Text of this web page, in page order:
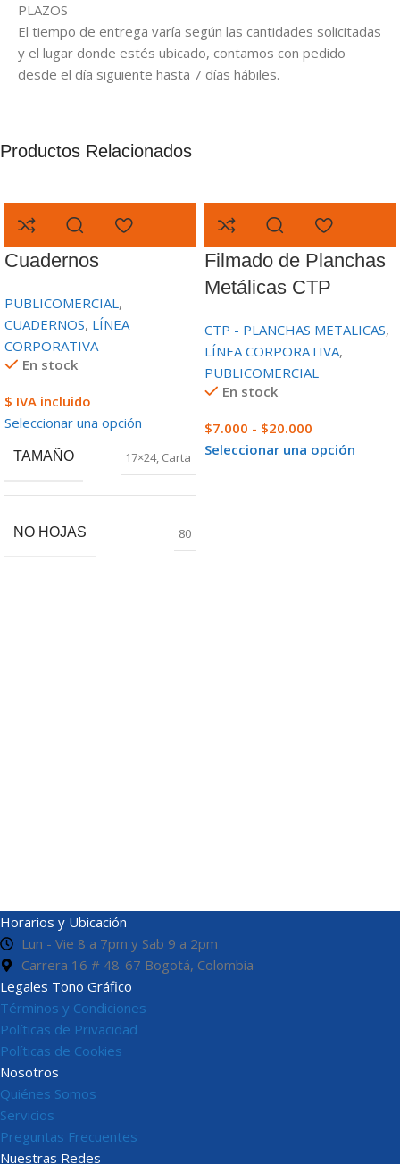
PLAZOS
El tiempo de entrega varía según las cantidades solicitadas
y el lugar donde estés ubicado, contamos con pedido
desde el día siguiente hasta 7 días hábiles.
Productos Relacionados
Cuadernos
PUBLICOMERCIAL,
CUADERNOS, LÍNEA
CORPORATIVA
En stock
$ IVA incluido
Seleccionar una opción
TAMAÑO 17×24, Carta
NO HOJAS 80
Filmado de Planchas
Metálicas CTP
CTP - PLANCHAS METALICAS,
LÍNEA CORPORATIVA,
PUBLICOMERCIAL
En stock
$7.000 - $20.000
Seleccionar una opción
Horarios y Ubicación
Lun - Vie 8 a 7pm y Sab 9 a 2pm
Carrera 16 # 48-67 Bogotá, Colombia
Legales Tono Gráfico
Términos y Condiciones
Políticas de Privacidad
Políticas de Cookies
Nosotros
Quiénes Somos
Servicios
Preguntas Frecuentes
Nuestras Redes